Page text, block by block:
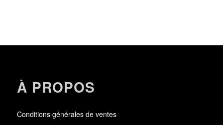
À PROPOS
Conditions générales de ventes